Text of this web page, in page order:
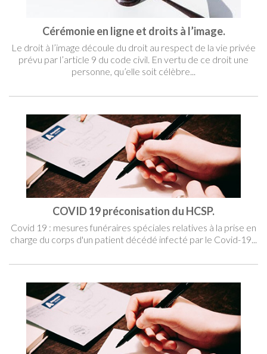
Cérémonie en ligne et droits à l’image.
Le droit à l’image découle du droit au respect de la vie privée
prévu par l’article 9 du code civil. En vertu de ce droit une
personne, qu’elle soit célèbre...
COVID 19 préconisation du HCSP.
Covid 19 : mesures funéraires spéciales relatives à la prise en
charge du corps d'un patient décédé infecté par le Covid-19...